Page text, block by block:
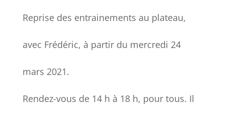
Reprise des entrainements au plateau,
avec Frédéric, à partir du mercredi 24
mars 2021.
Rendez-vous de 14 h à 18 h, pour tous. Il